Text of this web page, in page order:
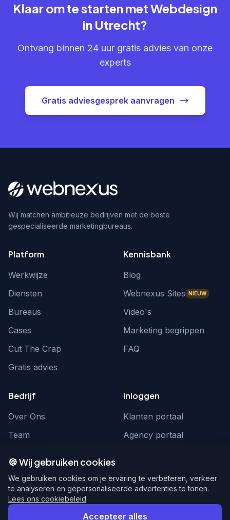
Klaar om te starten met Webdesign
in Utrecht?
Ontvang binnen 24 uur gratis advies van onze
experts
Gratis adviesgesprek aanvragen
Wij matchen ambitieuze bedrijven met de beste
gespecialiseerde marketingbureaus.
Platform
Werkwijze
Diensten
Bureaus
Cases
Cut The Crap
Gratis advies
Kennisbank
Blog
Webnexus Sites NIEUW
Video's
Marketing begrippen
FAQ
Bedrijf
Over Ons
Team
Inloggen
Klanten portaal
Agency portaal
hello@webnexus.nl
085 004 1875
🍪 Wij gebruiken cookies
We gebruiken cookies om je ervaring te verbeteren, verkeer
te analyseren en gepersonaliseerde advertenties te tonen.
Lees ons cookiebeleid
Accepteer alles